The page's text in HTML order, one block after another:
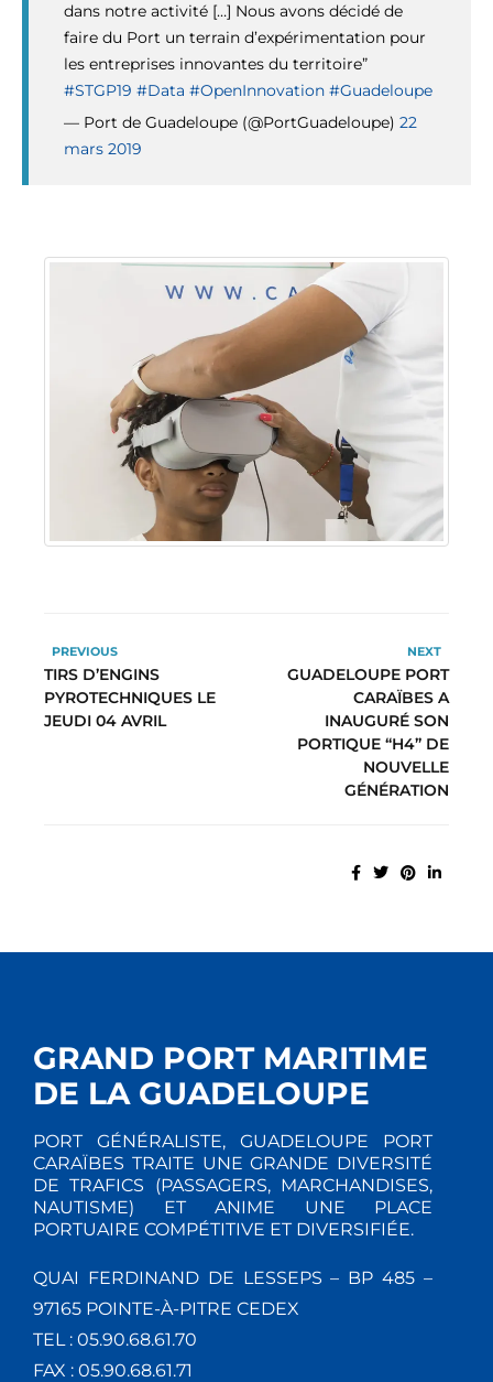
dans notre activité […] Nous avons décidé de
faire du Port un terrain d’expérimentation pour
les entreprises innovantes du territoire”
#STGP19 #Data #OpenInnovation #Guadeloupe
— Port de Guadeloupe (@PortGuadeloupe) 22
mars 2019
PREVIOUS
TIRS D’ENGINS
PYROTECHNIQUES LE
JEUDI 04 AVRIL
NEXT
GUADELOUPE PORT
CARAÏBES A
INAUGURÉ SON
PORTIQUE “H4” DE
NOUVELLE
GÉNÉRATION
GRAND PORT MARITIME
DE LA GUADELOUPE
PORT GÉNÉRALISTE, GUADELOUPE PORT
CARAÏBES TRAITE UNE GRANDE DIVERSITÉ
DE TRAFICS (PASSAGERS, MARCHANDISES,
NAUTISME) ET ANIME UNE PLACE
PORTUAIRE COMPÉTITIVE ET DIVERSIFIÉE.
QUAI FERDINAND DE LESSEPS – BP 485 –
97165 POINTE-À-PITRE CEDEX
TEL : 05.90.68.61.70
FAX : 05.90.68.61.71